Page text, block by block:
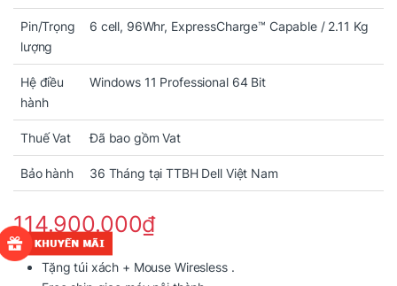
Pin/Trọng
lượng
6 cell, 96Whr, ExpressCharge™ Capable / 2.11 Kg
Hệ điều
hành
Windows 11 Professional 64 Bit
Thuế Vat Đã bao gồm Vat
Bảo hành 36 Tháng tại TTBH Dell Việt Nam
114.900.000₫
Tặng túi xách + Mouse Wiresless .